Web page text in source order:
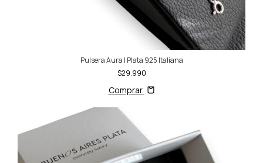
Pulsera Aura | Plata 925 Italiana
$29.990
Comprar